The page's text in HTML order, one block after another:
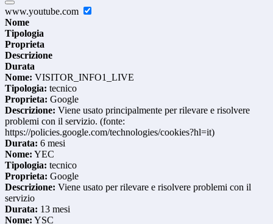
www.youtube.com
Nome
Tipologia
Proprieta
Descrizione
Durata
Nome: VISITOR_INFO1_LIVE
Tipologia: tecnico
Proprieta: Google
Descrizione: Viene usato principalmente per rilevare e risolvere
problemi con il servizio. (fonte:
https://policies.google.com/technologies/cookies?hl=it)
Durata: 6 mesi
Nome: YEC
Tipologia: tecnico
Proprieta: Google
Descrizione: Viene usato per rilevare e risolvere problemi con il
servizio
Durata: 13 mesi
Nome: YSC